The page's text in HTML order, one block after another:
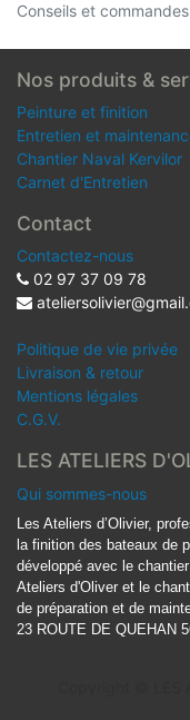
Conseils et
Nos produits &
Peinture et finition
Entretien et
Chantier Naval Kervilor
Carnet d'Entretien
Contact
Contactez-nous
02 97 37 09 78
Politique de vie privée
Livraison & retour
Mentions légales
C.G.V.
LES ATELIERS
Qui sommes-nous
Les Ateliers d’Olivier,
la finition des bateaux de
développé avec le
Ateliers d'Oliver et le
de préparation et de
23 ROUTE DE QUEHAN